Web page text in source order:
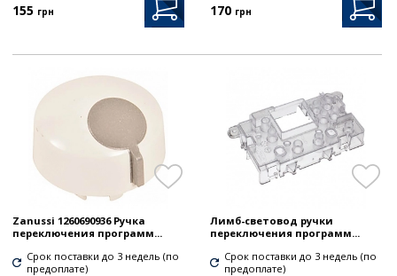
155 грн 170 грн
Zanussi 1260690936 Ручка
переключения программ...
Срок поставки до 3 недель (по
предоплате)
Лимб-световод ручки
переключения программ...
Срок поставки до 3 недель (по
предоплате)